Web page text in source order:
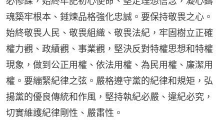
魂築牢根本、錘煉品格強化忠誠。要保持敬畏之心。
始終敬畏人民、敬畏組織、敬畏法紀，牢固樹立正確
權力觀、政績觀、事業觀，堅決反對特權思想和特權
現象，做到公正用權、依法用權、為民用權、廉潔用
權。要繃緊紀律之弦。嚴格遵守黨的紀律和規矩，弘
揚黨的優良傳統和作風，堅持執紀必嚴、違紀必究，
切實維護紀律剛性、嚴肅性。